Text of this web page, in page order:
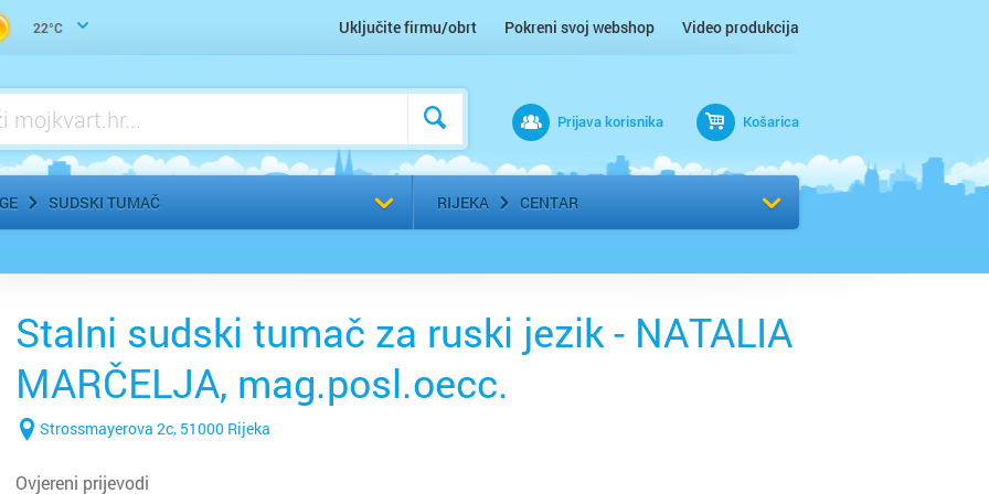
22°C Uključite firmu/obrt Pokreni svoj webshop Video produkcija
Prijava korisnika Košarica
SUDSKI TUMAČ RIJEKA CENTAR
Odaberi grad
Stalni sudski tumač za ruski jezik - NATALIA
MARČELJA, mag.posl.oecc.
Strossmayerova 2c, 51000 Rijeka
Ovjereni prijevodi